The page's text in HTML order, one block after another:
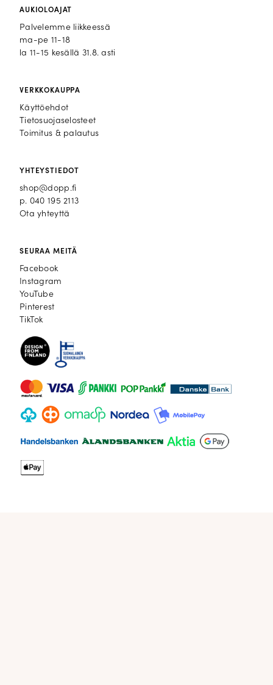
AUKIOLOAJAT
Palvelemme liikkeessä
ma-pe 11-18
la 11-15 kesällä 31.8. asti
VERKKOKAUPPA
Käyttöehdot
Tietosuojaselosteet
Toimitus & palautus
YHTEYSTIEDOT
shop@dopp.fi
p. 040 195 2113
Ota yhteyttä
SEURAA MEITÄ
Facebook
Facebook
Instagram
Instagram
YouTube
YouTube
Pinterest
Pinterest
TikTok
TikTok